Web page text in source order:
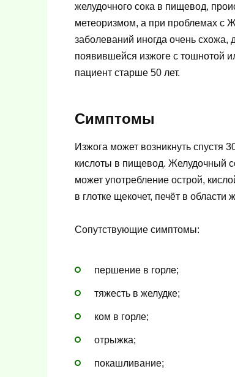
желудочного сока в пищевод,
метеоризмом, а при проблемах с
заболеваний иногда очень схожа,
появившейся изжоге с тошнотой
пациент старше 50 лет.
Симптомы
Изжога может возникнуть спустя
кислоты в пищевод. Желудочный
может употребление острой,
в глотке щекочет, печёт в области
Сопутствующие симптомы:
першение в горле;
тяжесть в желудке;
ком в горле;
отрыжка;
покашливание;